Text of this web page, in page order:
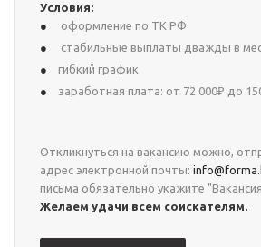
Условия:
оформление по ТК РФ
стабильные выплаты дважды в
гибкий график
заработная плата: от 72 000₽ до
Откликнуться на вакансию можно,
адрес электронной почты:
письма обязательно укажите
Желаем удачи всем соискателям.